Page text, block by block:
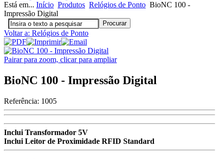
Está em... Início Produtos Relógios de Ponto BioNC 100 -
Impressão Digital
Voltar a: Relógios de Ponto
Pairar para zoom, clicar para ampliar
BioNC 100 - Impressão Digital
Referência: 1005
Inclui Transformador 5V
Inclui Leitor de Proximidade RFID Standard